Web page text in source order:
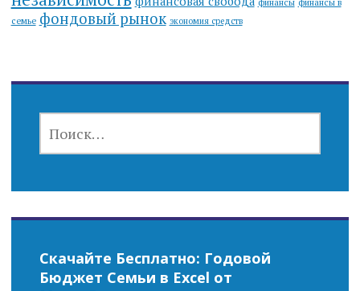
семье фондовый рынок экономия средств
Скачайте Бесплатно: Годовой
Бюджет Семьи в Excel от